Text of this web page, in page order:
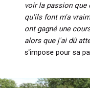
voir la passion que
qu'ils font m'a
ont gagné une
alors que j'ai dû
s'impose pour sa